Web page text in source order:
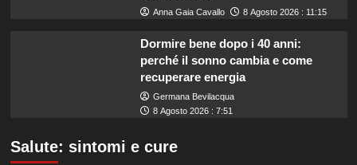
Anna Gaia Cavallo 8 Agosto 2026 : 11:15
Dormire bene dopo i 40 anni:
perché il sonno cambia e come
recuperare energia
Germana Bevilacqua
8 Agosto 2026 : 7:51
Salute: sintomi e cure